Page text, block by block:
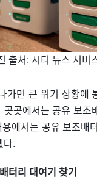
출처: 시티 뉴스 서
가면 큰 위기 상황에
곳에서는 공유 보조
에서는 공유 보조배
다.
터리 대여기 찾기